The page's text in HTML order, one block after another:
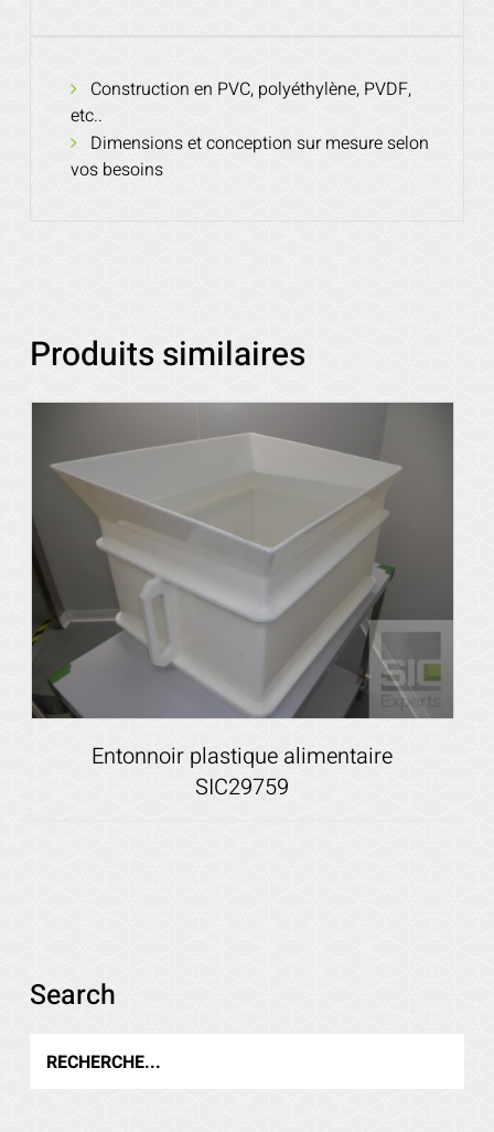
Construction en PVC, polyéthylène, PVDF,
etc..
Dimensions et conception sur mesure selon
vos besoins
Produits similaires
Entonnoir plastique alimentaire
SIC29759
Search